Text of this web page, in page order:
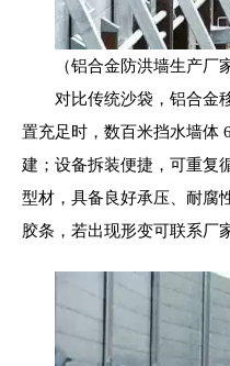
（铝合金防洪墙生产厂
对比传统沙袋，铝合金
置充足时，数百米挡水墙体
建；设备拆装便捷，可重复
型材，具备良好承压、耐腐
胶条，若出现形变可联系厂